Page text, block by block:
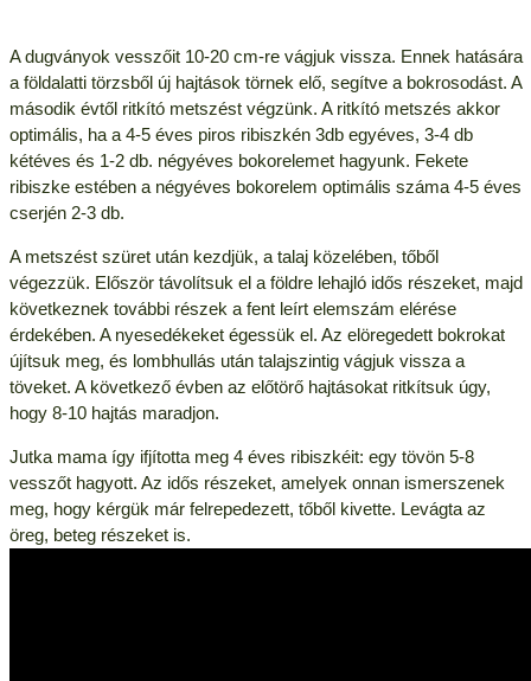
A dugványok vesszőit 10-20 cm-re vágjuk vissza. Ennek hatására
a földalatti törzsből új hajtások törnek elő, segítve a bokrosodást. A
második évtől ritkító metszést végzünk. A ritkító metszés akkor
optimális, ha a 4-5 éves piros ribiszkén 3db egyéves, 3-4 db
kétéves és 1-2 db. négyéves bokorelemet hagyunk. Fekete
ribiszke estében a négyéves bokorelem optimális száma 4-5 éves
cserjén 2-3 db.
A metszést szüret után kezdjük, a talaj közelében, tőből
végezzük. Először távolítsuk el a földre lehajló idős részeket, majd
következnek további részek a fent leírt elemszám elérése
érdekében. A nyesedékeket égessük el. Az elöregedett bokrokat
újítsuk meg, és lombhullás után talajszintig vágjuk vissza a
töveket. A következő évben az előtörő hajtásokat ritkítsuk úgy,
hogy 8-10 hajtás maradjon.
Jutka mama így ifjította meg 4 éves ribiszkéit: egy tövön 5-8
vesszőt hagyott. Az idős részeket, amelyek onnan ismerszenek
meg, hogy kérgük már felrepedezett, tőből kivette. Levágta az
öreg, beteg részeket is.